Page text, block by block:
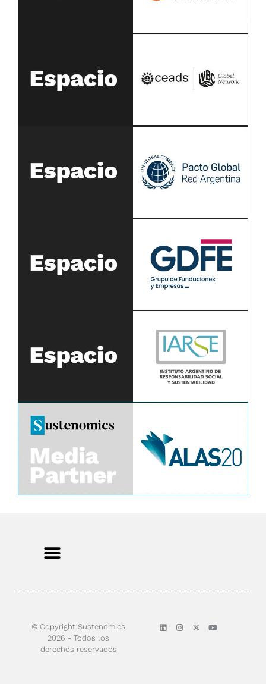
© Copyright Sustenomics
2026 - Todos los
derechos reservados